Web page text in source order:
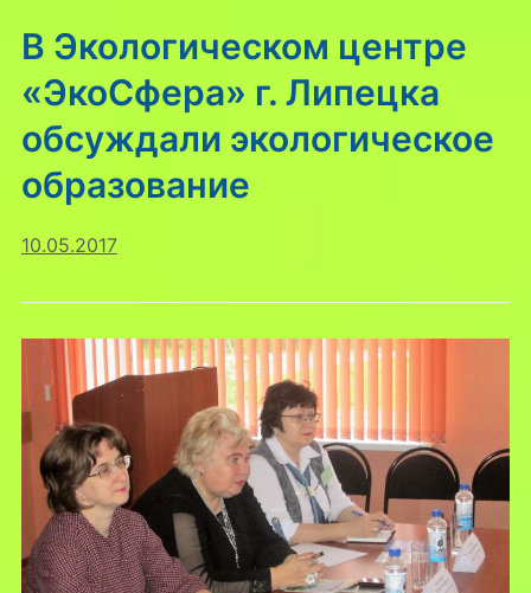
В Экологическом центре
«ЭкоСфера» г. Липецка
обсуждали экологическое
образование
10.05.2017